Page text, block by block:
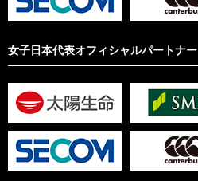
女子日本代表オフィシャルパートナー